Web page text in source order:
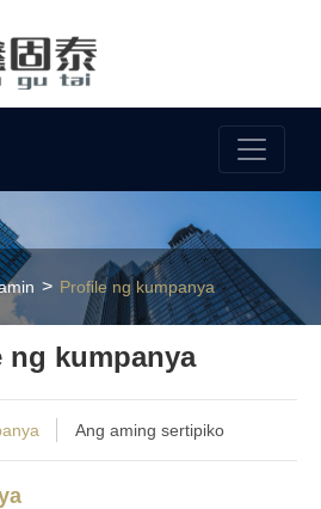
Profile ng kumpanya
ng kumpanya
Ang aming sertipiko